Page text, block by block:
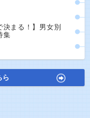
決まる！】男女別
集
ら